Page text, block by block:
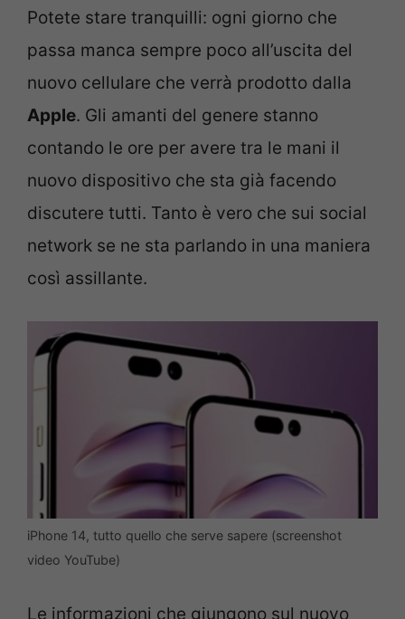
Potete stare tranquilli: ogni giorno che
passa manca sempre poco all’uscita del
nuovo cellulare che verrà prodotto dalla
Apple. Gli amanti del genere stanno
contando le ore per avere tra le mani il
nuovo dispositivo che sta già facendo
discutere tutti. Tanto è vero che sui social
network se ne sta parlando in una maniera
così assillante.
iPhone 14, tutto quello che serve sapere (screenshot
video YouTube)
Le informazioni che giungono sul nuovo